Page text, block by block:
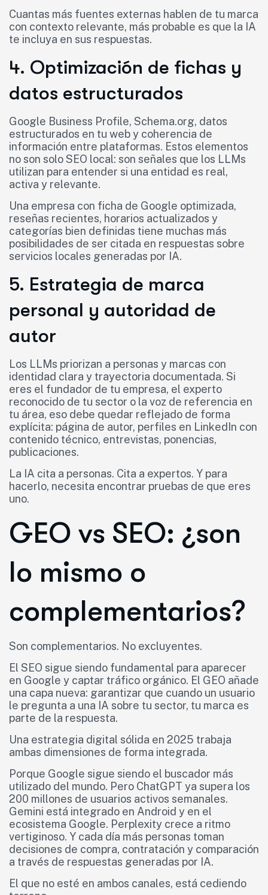
Cuantas más fuentes externas hablen de tu marca
con contexto relevante, más probable es que la IA
te incluya en sus respuestas.
4. Optimización de fichas y
datos estructurados
Google Business Profile, Schema.org, datos
estructurados en tu web y coherencia de
información entre plataformas. Estos elementos
no son solo SEO local: son señales que los LLMs
utilizan para entender si una entidad es real,
activa y relevante.
Una empresa con ficha de Google optimizada,
reseñas recientes, horarios actualizados y
categorías bien definidas tiene muchas más
posibilidades de ser citada en respuestas sobre
servicios locales generadas por IA.
5. Estrategia de marca
personal y autoridad de
autor
Los LLMs priorizan a personas y marcas con
identidad clara y trayectoria documentada. Si
eres el fundador de tu empresa, el experto
reconocido de tu sector o la voz de referencia en
tu área, eso debe quedar reflejado de forma
explícita: página de autor, perfiles en LinkedIn con
contenido técnico, entrevistas, ponencias,
publicaciones.
La IA cita a personas. Cita a expertos. Y para
hacerlo, necesita encontrar pruebas de que eres
uno.
GEO vs SEO: ¿son
lo mismo o
complementarios?
Son complementarios. No excluyentes.
El SEO sigue siendo fundamental para aparecer
en Google y captar tráfico orgánico. El GEO añade
una capa nueva: garantizar que cuando un usuario
le pregunta a una IA sobre tu sector, tu marca es
parte de la respuesta.
Una estrategia digital sólida en 2025 trabaja
ambas dimensiones de forma integrada.
Porque Google sigue siendo el buscador más
utilizado del mundo. Pero ChatGPT ya supera los
200 millones de usuarios activos semanales.
Gemini está integrado en Android y en el
ecosistema Google. Perplexity crece a ritmo
vertiginoso. Y cada día más personas toman
decisiones de compra, contratación y comparación
a través de respuestas generadas por IA.
El que no esté en ambos canales, está cediendo